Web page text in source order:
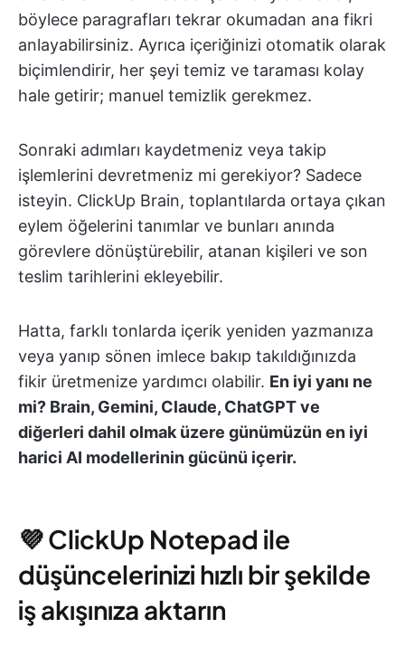
böylece paragrafları tekrar okumadan ana fikri
anlayabilirsiniz. Ayrıca içeriğinizi otomatik olarak
biçimlendirir, her şeyi temiz ve taraması kolay
hale getirir; manuel temizlik gerekmez.
Sonraki adımları kaydetmeniz veya takip
işlemlerini devretmeniz mi gerekiyor? Sadece
isteyin. ClickUp Brain, toplantılarda ortaya çıkan
eylem öğelerini tanımlar ve bunları anında
görevlere dönüştürebilir, atanan kişileri ve son
teslim tarihlerini ekleyebilir.
Hatta, farklı tonlarda içerik yeniden yazmanıza
veya yanıp sönen imlece bakıp takıldığınızda
fikir üretmenize yardımcı olabilir. En iyi yanı ne
mi? Brain, Gemini, Claude, ChatGPT ve
diğerleri dahil olmak üzere günümüzün en iyi
harici AI modellerinin gücünü içerir.
💜 ClickUp Notepad ile
düşüncelerinizi hızlı bir şekilde
iş akışınıza aktarın